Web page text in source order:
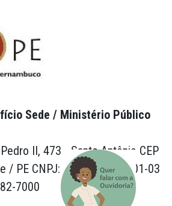
Sede / Ministério Público
II, 473 - Santo Antônio CEP
/ PE CNPJ: 24.417.065/0001-03
7000